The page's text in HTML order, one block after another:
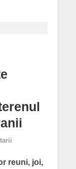
reuni, joi,